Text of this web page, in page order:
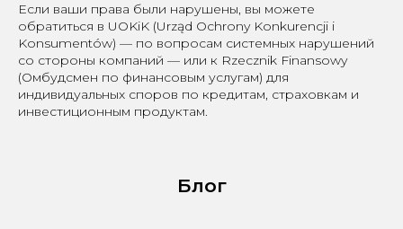
Если ваши права были нарушены, вы можете
обратиться в UOKiK (Urząd Ochrony Konkurencji i
Konsumentów) — по вопросам системных нарушений
со стороны компаний — или к Rzecznik Finansowy
(Омбудсмен по финансовым услугам) для
индивидуальных споров по кредитам, страховкам и
инвестиционным продуктам.
Блог